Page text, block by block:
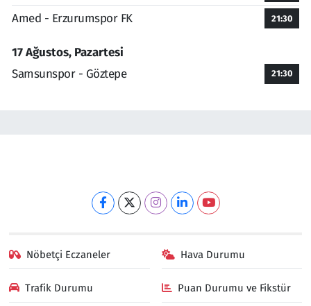
Amed - Erzurumspor FK 21:30
17 Ağustos, Pazartesi
Samsunspor - Göztepe
21:30
Nöbetçi Eczaneler Hava Durumu
Trafik Durumu Puan Durumu ve Fikstür